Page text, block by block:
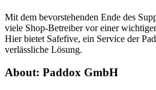
Mit dem bevorstehenden Ende des
viele Shop-Betreiber vor einer
Hier bietet Safefive, ein Service der
verlässliche Lösung.
About: Paddox GmbH